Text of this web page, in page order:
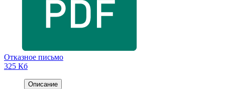
Отказное письмо
325 Кб
Описание